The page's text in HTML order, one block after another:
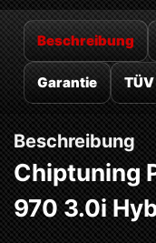
Beschreibung
Garantie TÜV
Beschreibung
Chiptuning
970 3.0i